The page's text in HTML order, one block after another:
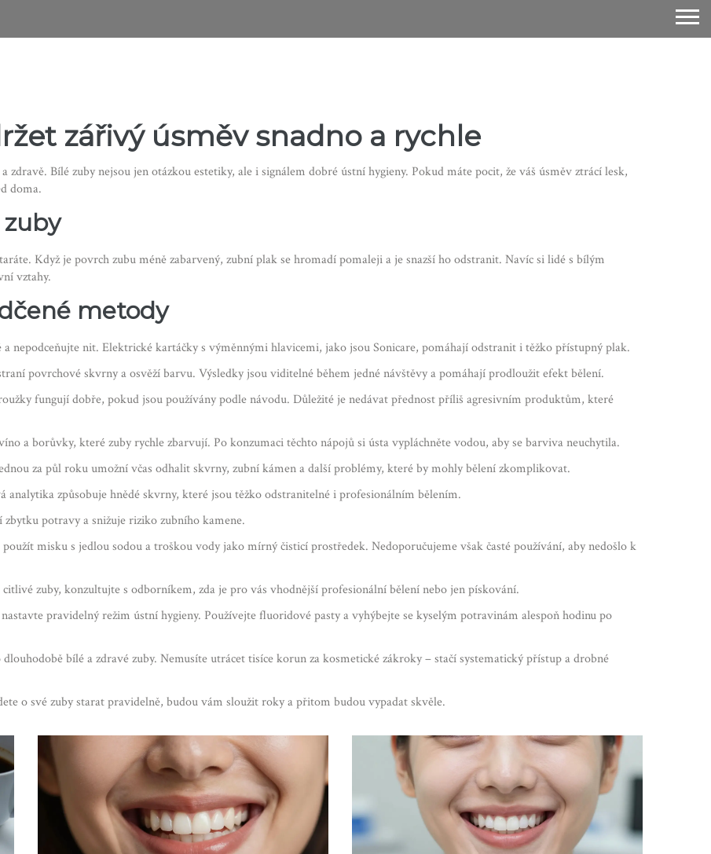
zářivý úsměv snadno a rychle
zdravě. Bílé zuby nejsou jen otázkou estetiky, ale i signálem dobré ústní hygieny. Pokud máte pocit, že váš úsměv ztrácí lesk,
doma.
Když je povrch zubu méně zabarvený, zubní plak se hromadí pomaleji a je snazší ho odstranit. Navíc si lidé s bílým
vztahy.
metody
nepodceňujte nit. Elektrické kartáčky s výměnnými hlavicemi, jako jsou Sonicare, pomáhají odstranit i těžko přístupný plak.
povrchové skvrny a osvěží barvu. Výsledky jsou viditelné během jedné návštěvy a pomáhají prodloužit efekt bělení.
fungují dobře, pokud jsou používány podle návodu. Důležité je nedávat přednost příliš agresivním produktům, které
a borůvky, které zuby rychle zbarvují. Po konzumaci těchto nápojů si ústa vypláchněte vodou, aby se barviva neuchytila.
za půl roku umožní včas odhalit skvrny, zubní kámen a další problémy, které by mohly bělení zkomplikovat.
analytika způsobuje hnědé skvrny, které jsou těžko odstranitelné i profesionálním bělením.
potravy a snižuje riziko zubního kamene.
misku s jedlou sodou a troškou vody jako mírný čisticí prostředek. Nedoporučujeme však časté používání, aby nedošlo k
zuby, konzultujte s odborníkem, zda je pro vás vhodnější profesionální bělení nebo jen pískování.
pravidelný režim ústní hygieny. Používejte fluoridové pasty a vyhýbejte se kyselým potravinám alespoň hodinu po
bílé a zdravé zuby. Nemusíte utrácet tisíce korun za kosmetické zákroky – stačí systematický přístup a drobné
o své zuby starat pravidelně, budou vám sloužit roky a přitom budou vypadat skvěle.